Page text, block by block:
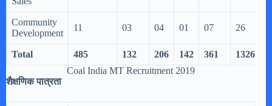
Community
Development
11 03 04 01 07 26
Total 485 132 206 142 361
1326
Coal India MT Recruitment 2019
शैक्षणिक पात्रता